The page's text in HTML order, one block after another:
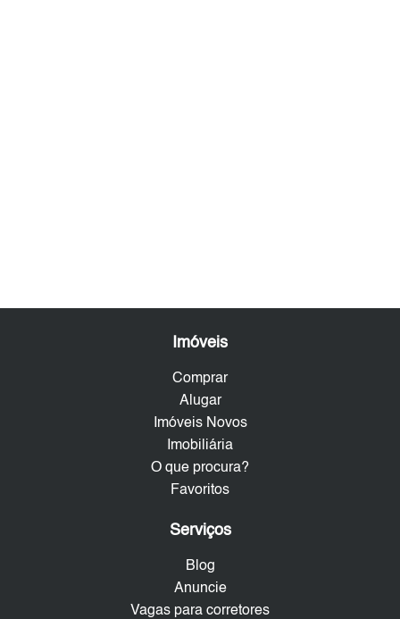
Imóveis
Comprar
Alugar
Imóveis Novos
Imobiliária
O que procura?
Favoritos
Serviços
Blog
Anuncie
Vagas para corretores